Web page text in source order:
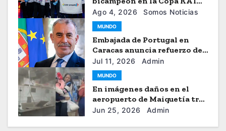
2026
Ago 4, 2026 Somos Noticias
MUNDO
Embajada de Portugal en
Caracas anuncia refuerzo de
ayuda humanitaria
Jul 11, 2026 Admin
MUNDO
En imágenes daños en el
aeropuerto de Maiquetía tras
los sismos
Jun 25, 2026 Admin